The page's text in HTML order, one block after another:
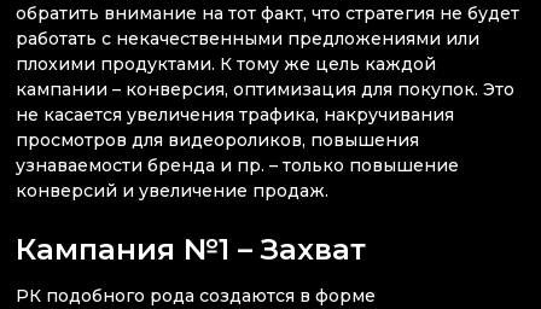
обратить внимание на тот факт, что стратегия не будет
работать с некачественными предложениями или
плохими продуктами. К тому же цель каждой
кампании – конверсия, оптимизация для покупок. Это
не касается увеличения трафика, накручивания
просмотров для видеороликов, повышения
узнаваемости бренда и пр. – только повышение
конверсий и увеличение продаж.
Кампания №1 – Захват
РК подобного рода создаются в форме